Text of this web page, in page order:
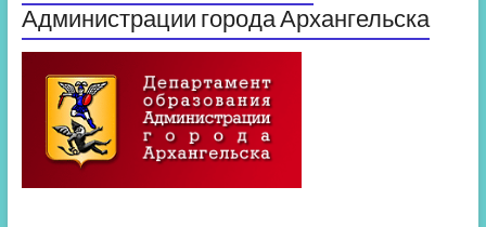
Администрации города Архангельска